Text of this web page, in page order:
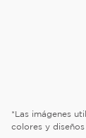
*Las imágenes
colores y